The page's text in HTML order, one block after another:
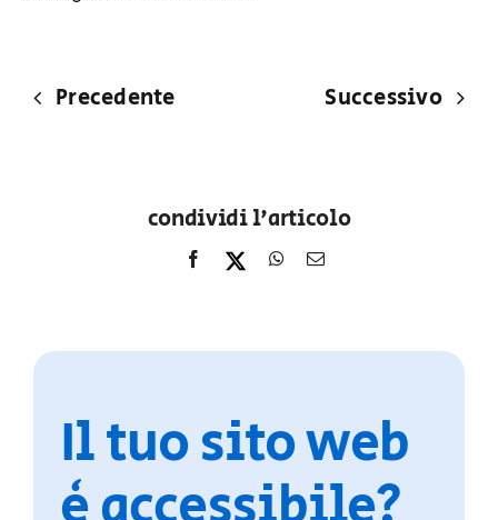
Precedente Successivo
condividi l'articolo
Il tuo sito web